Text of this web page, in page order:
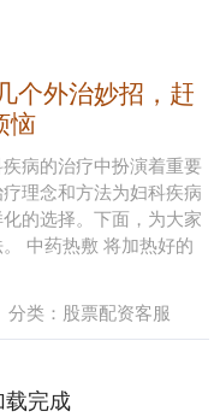
个外治妙招，赶
恼
病的治疗中扮演着重要
理念和方法为妇科疾病
的选择。下面，为大家
中药热敷 将加热好的
分类： 股票配资客服
完成